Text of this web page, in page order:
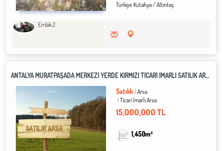
Türkiye Kütahya / Altıntaş
Emlak 2
ANTALYA MURATPAŞADA MERKEZİ YERDE KIRMIZI TİCARİ İMARLI SATILIK ARSA
Satılık Arsa
Ticari İmarlı Arsa
15,000,000 TL
1,450m²